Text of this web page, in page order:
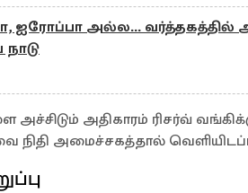
ஐரோப்பா அல்ல... வர்த்தகத்தில்
அதிகாரம் ரிசர்வ்
அமைச்சகத்தால்